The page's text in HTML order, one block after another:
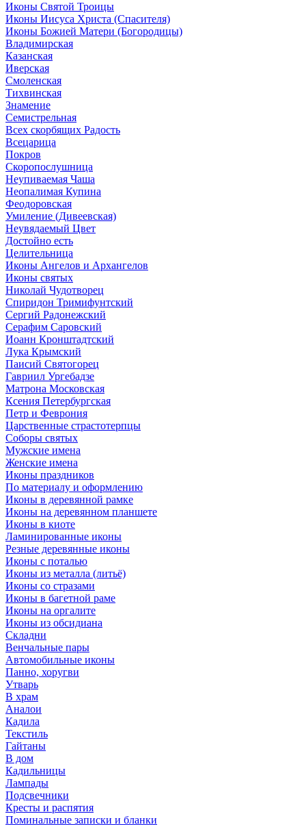
Иконы Святой Троицы
Иконы Иисуса Христа (Спасителя)
Иконы Божией Матери (Богородицы)
Владимирская
Казанская
Иверская
Смоленская
Тихвинская
Знамение
Семистрельная
Всех скорбящих Радость
Всецарица
Покров
Скоропослушница
Неупиваемая Чаша
Неопалимая Купина
Феодоровская
Умиление (Дивеевская)
Неувядаемый Цвет
Достойно есть
Целительница
Иконы Ангелов и Архангелов
Иконы святых
Николай Чудотворец
Спиридон Тримифунтский
Сергий Радонежский
Серафим Саровский
Иоанн Кронштадтский
Лука Крымский
Паисий Святогорец
Гавриил Ургебадзе
Матрона Московская
Ксения Петербургская
Петр и Феврония
Царственные страстотерпцы
Соборы святых
Мужские имена
Женские имена
Иконы праздников
По материалу и оформлению
Иконы в деревянной рамке
Иконы на деревянном планшете
Иконы в киоте
Ламинированные иконы
Резные деревянные иконы
Иконы с поталью
Иконы из металла (литьё)
Иконы со стразами
Иконы в багетной раме
Иконы на оргалите
Иконы из обсидиана
Складни
Венчальные пары
Автомобильные иконы
Панно, хоругви
Утварь
В храм
Аналои
Кадила
Текстиль
Гайтаны
В дом
Кадильницы
Лампады
Подсвечники
Кресты и распятия
Поминальные записки и бланки